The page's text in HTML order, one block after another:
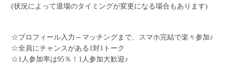
(状況によって退場のタイミングが変更になる場合もあります)
☆プロフィール入力～マッチングまで、スマホ完結で楽々参加♪
☆全員にチャンスがある1対1トーク
☆1人参加率は95％！1人参加大歓迎♪